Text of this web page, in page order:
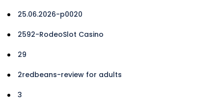
25.06.2026-p0020
2592-RodeoSlot Casino
29
2redbeans-review for adults
3